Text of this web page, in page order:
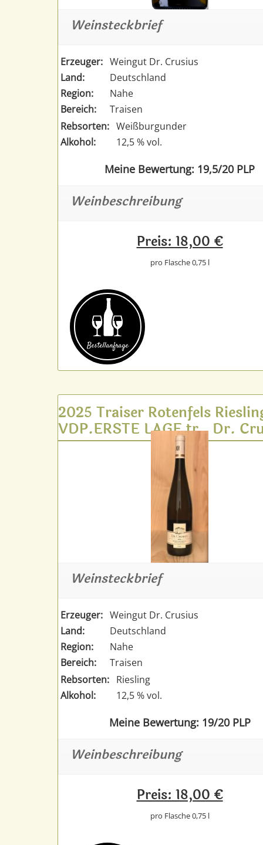
Weinsteckbrief
Erzeuger: Weingut Dr. Crusius
Land:
Deutschland
Region:
Nahe
Bereich:
Traisen
Rebsorten: Weißburgunder
Alkohol:
12,5 % vol.
Meine Bewertung: 19,5/20 PLP
Weinbeschreibung
Preis: 18,00 €
pro Flasche 0,75 l
Bestell­anfrage
2025 Traiser Rotenfels
VDP.ERSTE LAGE tr., Dr.
Weinsteckbrief
Erzeuger: Weingut Dr. Crusius
Land:
Deutschland
Region:
Nahe
Bereich:
Traisen
Rebsorten: Riesling
Alkohol:
12,5 % vol.
Meine Bewertung: 19/20 PLP
Weinbeschreibung
Preis: 18,00 €
pro Flasche 0,75 l